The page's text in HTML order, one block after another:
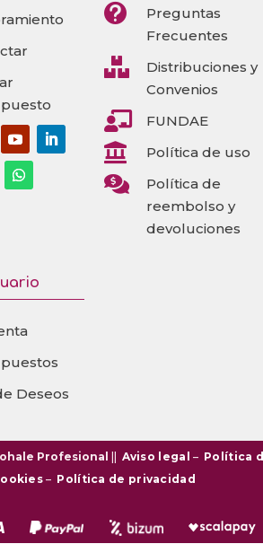

Preguntas
Frecuentes

Distribuciones y
Convenios
 FUNDAE
 Política de uso

Política de
reembolso y
devoluciones
Deseos
Profesional || Aviso legal – Política
– Política de privacidad